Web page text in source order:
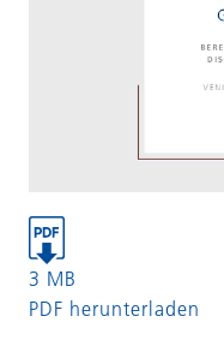
3 MB
PDF herunterladen